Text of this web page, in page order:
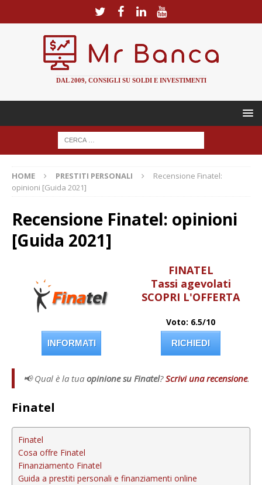
DAL 2009, CONSIGLI SU SOLDI E INVESTIMENTI
HOME PRESTITI PERSONALI
Recensione Finatel:
opinioni [Guida 2021]
Recensione Finatel: opinioni
[Guida 2021]
FINATEL
Tassi agevolati
SCOPRI L'OFFERTA
Voto: 6.5/10
INFORMATI RICHIEDI
📢 Qual è la tua opinione su Finatel?Scrivi una recensione.
Finatel
Finatel
Cosa offre Finatel
Finanziamento Finatel
Guida a prestiti personali e finanziamenti online